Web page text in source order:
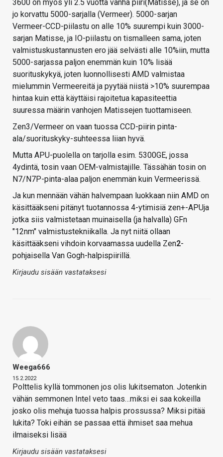
3600 on myös yli 2.5 vuotta vanha piiri(Matisse), ja se on
jo korvattu 5000-sarjalla (Vermeer). 5000-sarjan
Vermeer-CCD-piilastu on alle 10% suurempi kuin 3000-
sarjan Matisse, ja IO-piilastu on tismalleen sama, joten
valmistuskustannusten ero jää selvästi alle 10%iin, mutta
5000-sarjassa paljon enemmän kuin 10% lisää
suorituskykyä, joten luonnollisesti AMD valmistaa
mielummin Vermeereitä ja pyytää niistä >10% suurempaa
hintaa kuin että käyttäisi rajoitetua kapasiteettia
suuressa määrin vanhojen Matissejen tuottamiseen.
Zen3/Vermeer on vaan tuossa CCD-piirin pinta-
ala/suorituskyky-suhteessa liian hyvä.
Mutta APU-puolella on tarjolla esim. 5300GE, jossa
4ydintä, tosin vaan OEM-valmistajille. Tässähän tosin on
N7/N7P-pinta-alaa paljon enemmän kuin Vermeerissä.
Ja kun mennään vähän halvempaan luokkaan niin AMD on
käsittääkseni pitänyt tuotannossa 4-ytimisiä zen+-APUja
jotka siis valmistetaan muinaisella (ja halvalla) GFn
"12nm" valmistustekniikalla. Ja nyt niitä ollaan
käsittääkseni vihdoin korvaamassa uudella Zen2-
pohjaisella Van Gogh-halpispiirillä.
Kirjaudu sisään vastataksesi
Weega666
15.2.2022
Polttelis kyllä tommonen jos olis lukitsematon. Jotenkin
vähän semmonen Intel veto taas…miksi ei saa kokeilla
josko olis mehuja tuossa halpis prossussa? Miksi pitää
lukita? Toki eihän se passaa että ihmiset saa mehua
ilmaiseksi lisää
Kirjaudu sisään vastataksesi